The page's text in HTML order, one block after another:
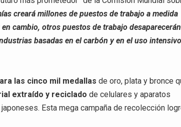
creará millones de puestos de trabajo a medida
cambio, otros puestos de trabajo desaparecerán
basadas en el carbón y en el uso intensivo
las cinco mil medallas de oro, plata y bronce
extraído y reciclado de celulares y aparatos
Esta mega campaña de recolección